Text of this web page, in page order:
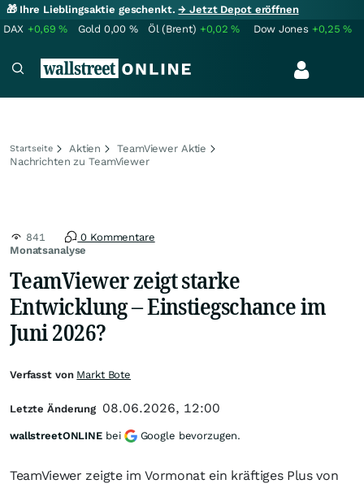
🎁 Ihre Lieblingsaktie geschenkt.→ Jetzt Depot eröffnen
DAX +0,69% Gold 0,00 % Öl (Brent) +0,02% Dow Jones +0,25%
Startseite Aktien
TeamViewer Aktie
Nachrichten zu TeamViewer
Monatsanalyse
841 0 Kommentare
TeamViewer zeigt starke
Entwicklung – Einstiegschance im
Juni 2026?
TeamViewer zeigte im Vormonat ein kräftiges Plus von
Verfasst von Markt Bote
Letzte Änderung 08.06.2026, 12:00
wallstreetONLINE bei Google bevorzugen.